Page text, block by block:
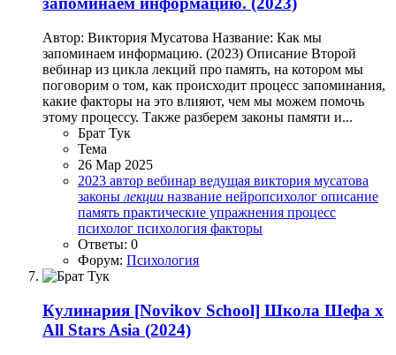
Автор: Виктория Мусатова Название: Как мы
запоминаем информацию. (2023) Описание Второй
вебинар из цикла лекций про память, на котором мы
поговорим о том, как происходит процесс запоминания,
какие факторы на это влияют, чем мы можем помочь
этому процессу. Также разберем законы памяти и...
Брат Тук
Тема
26 Мар 2025
2023 автор вебинар ведущая виктория мусатова
законы лекции название нейропсихолог описание
память практические упражнения процесс
психолог психология факторы
Ответы: 0
Форум: Психология
Кулинария [Novikov School] Школа Шефа х
All Stars Asia (2024)